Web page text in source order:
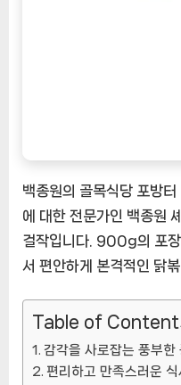
향
한
험
[EatingNOW
ㅣ
천
품]
백종원의 골목식당 포방
에 대한 전문가인 백종원
걸작입니다. 900g의 포장
서 편안하게 본격적인 닭
Table of
감각을 사로잡는 풍부한
편리하고 만족스러운 식